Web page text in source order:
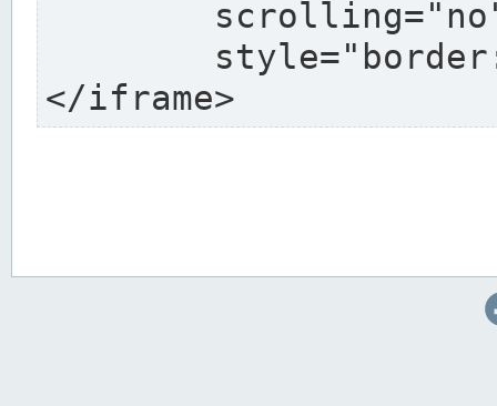
</iframe>